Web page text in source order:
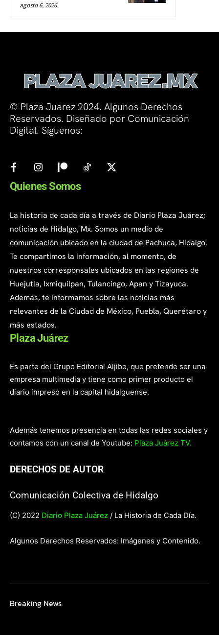
agosto 6, 2026
© Plaza Juarez 2024. Algunos Derechos
Reservados. Diseñado por Comunicación
Digital. Síguenos:
Quienes Somos
La historia de cada día a través de Diario Plaza Juárez;
noticias de Hidalgo, Mx. Somos un medio de
comunicación ubicado en la ciudad de Pachuca, Hidalgo.
Te compartimos la información, al momento, de
nuestros corresponsales ubicados en las regiones de
Huejutla, Ixmiquilpan, Tulancingo, Apan y Tizayuca.
Además, te informamos sobre las noticias más
relevantes de la Ciudad de México, Puebla, Querétaro y
más estados.
Plaza Juárez
Es parte del Grupo Editorial Aljibe, que pretende ser una
empresa multimedia y tiene como primer producto el
diario impreso en la capital hidalguense.
Además tenemos presencia en todas las redes sociales y
contamos con un canal de Youtube: Plaza Juárez TV.
DERECHOS DE AUTOR
Comunicación Colectiva de Hidalgo
(C) 2022 Diario Plaza Juárez / La Historia de Cada Día.
Algunos Derechos Reservados: Imágenes y Contenido.
Breaking News